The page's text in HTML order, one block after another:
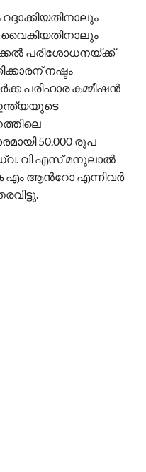
വൈകിയതിനാലും
പരിശോധനയ്ക്ക്
നഷ്ടം
പരിഹാര കമ്മീഷൻ
50,000 രൂപ
വി എസ് മനുലാൽ
എം ആന്‍റോ എന്നിവർ